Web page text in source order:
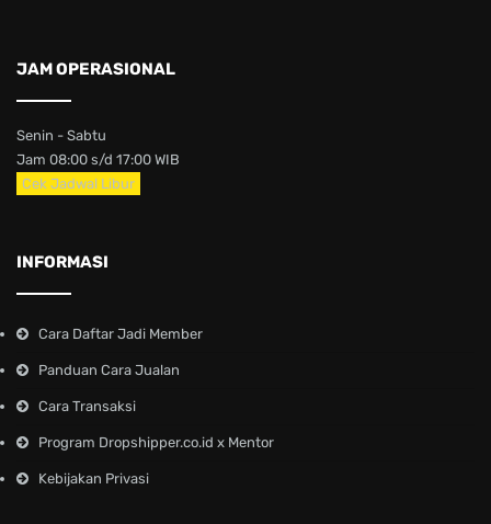
JAM OPERASIONAL
Senin - Sabtu
Jam 08:00 s/d 17:00 WIB
Cek Jadwal Libur
INFORMASI
Cara Daftar Jadi Member
Panduan Cara Jualan
Cara Transaksi
Program Dropshipper.co.id x Mentor
Kebijakan Privasi